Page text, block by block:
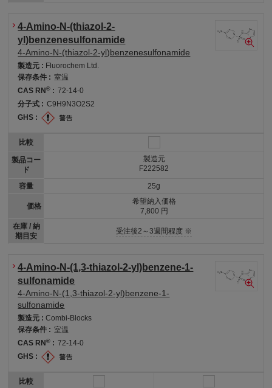
4-Amino-N-(thiazol-2-
yl)benzenesulfonamide
4-Amino-N-(thiazol-2-yl)benzenesulfonamide
製造元 : Fluorochem Ltd.
保存条件 : 室温
CAS RN® : 72-14-0
分子式 : C9H9N3O2S2
GHS :
比較
製品コー
ド
容量
価格
在庫 / 納
期目安
製造元
F222582
25g
希望納入価格
7,800 円
受注後2～3週間程度 ※
4-Amino-N-(1,3-thiazol-2-yl)benzene-1-
sulfonamide
4-Amino-N-(1,3-thiazol-2-yl)benzene-1-
sulfonamide
製造元 :Combi-Blocks
保存条件 : 室温
CAS RN® : 72-14-0
GHS :
比較